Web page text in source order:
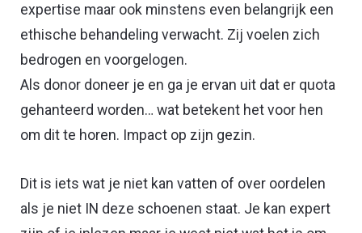
expertise maar ook minstens even belangrijk een
ethische behandeling verwacht. Zij voelen zich
bedrogen en voorgelogen.
Als donor doneer je en ga je ervan uit dat er quota
gehanteerd worden… wat betekent het voor hen
om dit te horen. Impact op zijn gezin.
Dit is iets wat je niet kan vatten of over oordelen
als je niet IN deze schoenen staat. Je kan expert